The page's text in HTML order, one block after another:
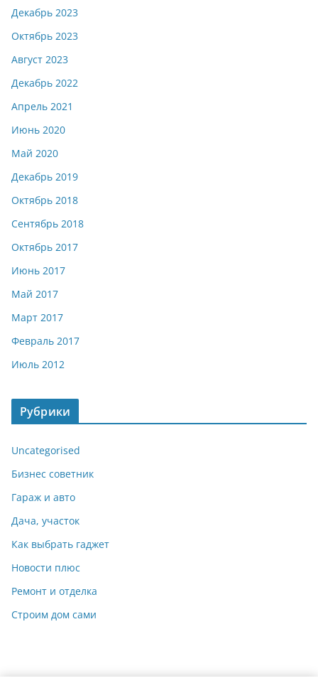
Декабрь 2023
Октябрь 2023
Август 2023
Декабрь 2022
Апрель 2021
Июнь 2020
Май 2020
Декабрь 2019
Октябрь 2018
Сентябрь 2018
Октябрь 2017
Июнь 2017
Май 2017
Март 2017
Февраль 2017
Июль 2012
Рубрики
Uncategorised
Бизнес советник
Гараж и авто
Дача, участок
Как выбрать гаджет
Новости плюс
Ремонт и отделка
Строим дом сами